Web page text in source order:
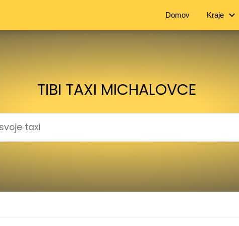
Domov Kraje
TIBI TAXI MICHALOVCE